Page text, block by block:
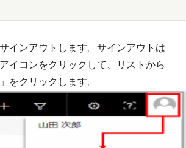
インアウトします。サインアウトは
イコンをクリックして、リストから
をクリックします。